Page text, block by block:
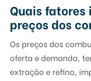
Quais
preços dos
Os preços dos
oferta e demanda,
extração e refino,